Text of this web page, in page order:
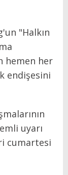
"Halkın
hemen her
endişesini
uyarı
cumartesi